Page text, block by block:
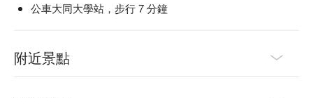
公車大同大學站，步行 7 分鐘
附近景點